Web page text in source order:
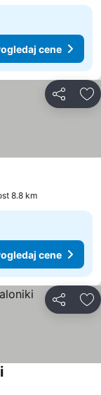
cene
Deli
8.8 km
cene
Deli